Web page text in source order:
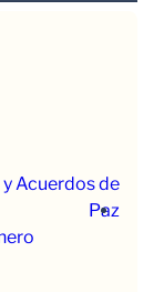
Acuerdos de
Paz